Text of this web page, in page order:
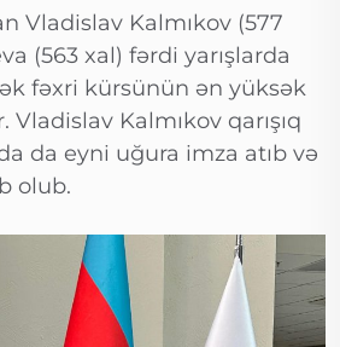
Vladislav Kalmıkov (577
(563 xal) fərdi yarışlarda
fəxri kürsünün ən yüksək
Vladislav Kalmıkov qarışıq
da eyni uğura imza atıb və
olub.